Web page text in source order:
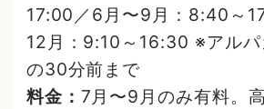
17:00／6月〜9月：8:40～
12月：9:10～16:30 ※アルパ
の30分前まで
料金： 7月〜9月のみ有料。